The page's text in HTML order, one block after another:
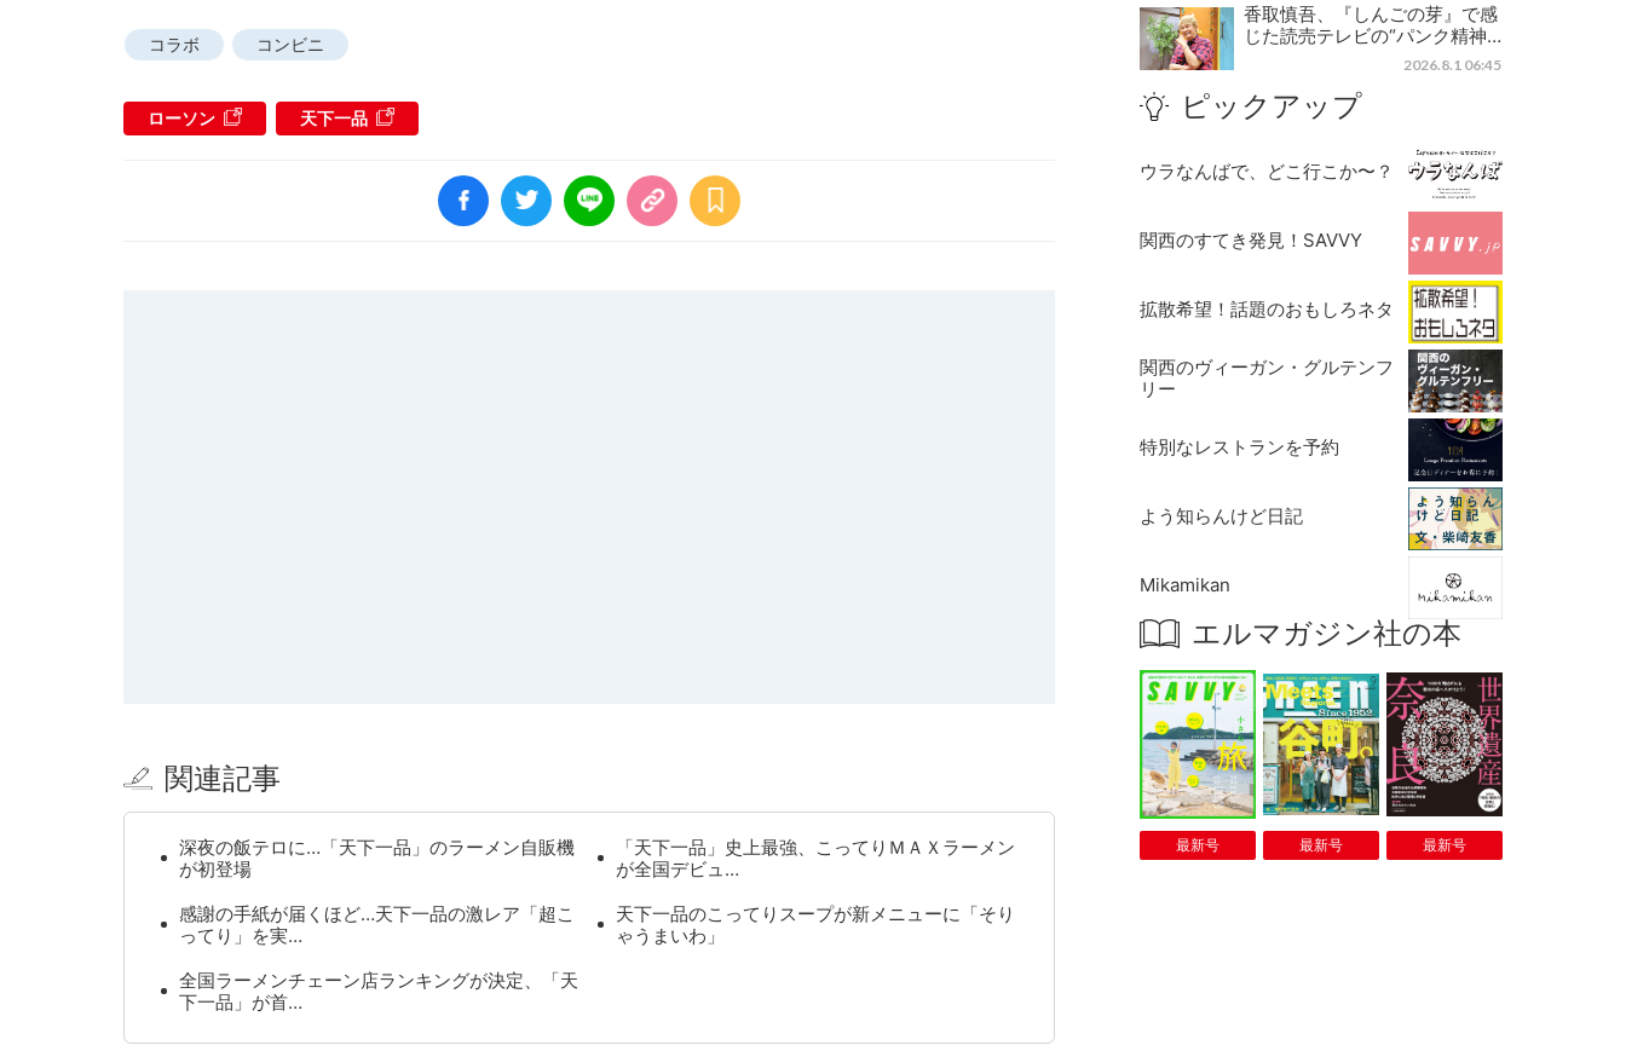
コラボ コンビニ
ローソン 天下一品
関連記事
深夜の飯テロに…「天下一品」のラーメン自販機
が初登場
「天下一品」史上最強、こってりＭＡＸラーメン
が全国デビュ…
感謝の手紙が届くほど…天下一品の激レア「超こ
ってり」を実…
天下一品のこってりスープが新メニューに「そり
ゃうまいわ」
全国ラーメンチェーン店ランキングが決定、「天
下一品」が首…
香取慎吾、『しんごの芽』で感
じた読売テレビの“パンク精神…
2026.8.1 06:45
ピックアップ
ウラなんばで、どこ行こか〜？
関西のすてき発見！SAVVY
拡散希望！話題のおもしろネタ
関西のヴィーガン・グルテンフ
リー
特別なレストランを予約
よう知らんけど日記
Mikamikan
エルマガジン社の本
最新号 最新号 最新号